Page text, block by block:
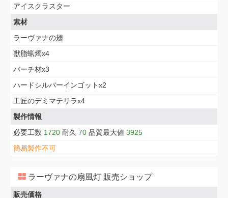
アイスクラスター
素材
ラーヴァナの翅
獣脂蝋燭x4
バーチ材x3
ハードシルバーインゴットx2
工匠のデミマテリラx4
製作情報
必要工数 1720 耐久 70 品質最大値 3925
簡易製作不可
ラーヴァナの扇風灯 販売ショップ
販売価格